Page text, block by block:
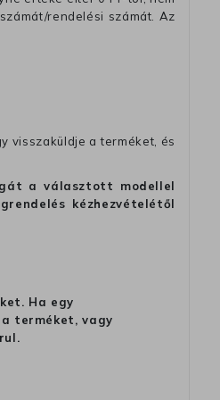
rendelési számát. Az
visszaküldje a terméket, és
a választott modellel
kézhezvételétől
Ha egy
terméket, vagy